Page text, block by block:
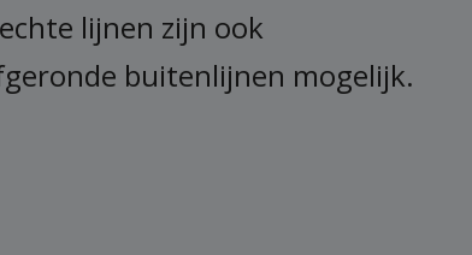
lijnen zijn ook
buitenlijnen mogelijk.